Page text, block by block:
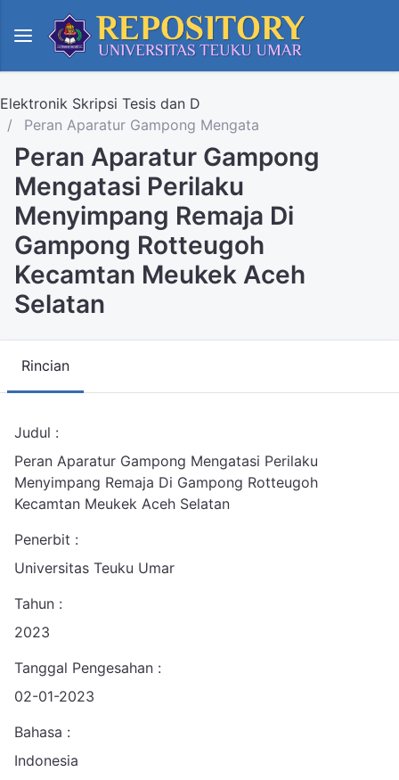
Elektronik Skripsi Tesis dan D
Peran Aparatur Gampong Mengata
Peran Aparatur Gampong
Mengatasi Perilaku
Menyimpang Remaja Di
Gampong Rotteugoh
Kecamtan Meukek Aceh
Selatan
Rincian
Judul :
Peran Aparatur Gampong Mengatasi Perilaku
Menyimpang Remaja Di Gampong Rotteugoh
Kecamtan Meukek Aceh Selatan
Penerbit :
Universitas Teuku Umar
Tahun :
2023
Tanggal Pengesahan :
02-01-2023
Bahasa :
Indonesia